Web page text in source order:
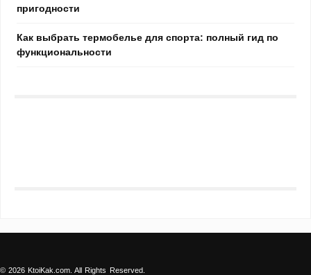
пригодности
Как выбрать термобелье для спорта: полный гид по
функциональности
© 2026 KtoiKak.com. All Rights Reserved.